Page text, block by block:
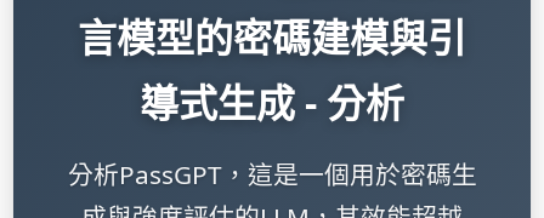
言模型的密碼建模與引
導式生成 - 分析
分析PassGPT，這是一個用於密碼生